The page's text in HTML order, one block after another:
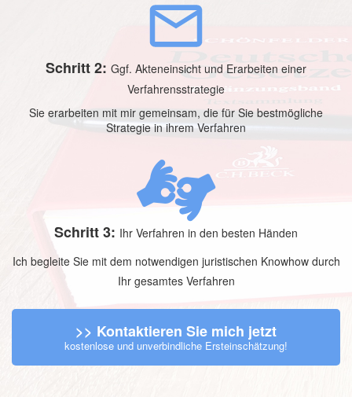
Schritt 2: Ggf. Akteneinsicht und Erarbeiten einer
Verfahrensstrategie
Sie erarbeiten mit mir gemeinsam, die für Sie bestmögliche
Strategie in ihrem Verfahren
Schritt 3: Ihr Verfahren in den besten Händen
Ich begleite Sie mit dem notwendigen juristischen Knowhow durch
Ihr gesamtes Verfahren
>> Kontaktieren Sie mich jetzt
kostenlose und unverbindliche Ersteinschätzung!